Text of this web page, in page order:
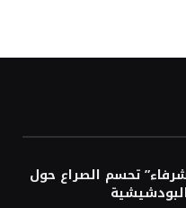
تحسم الصراع حول